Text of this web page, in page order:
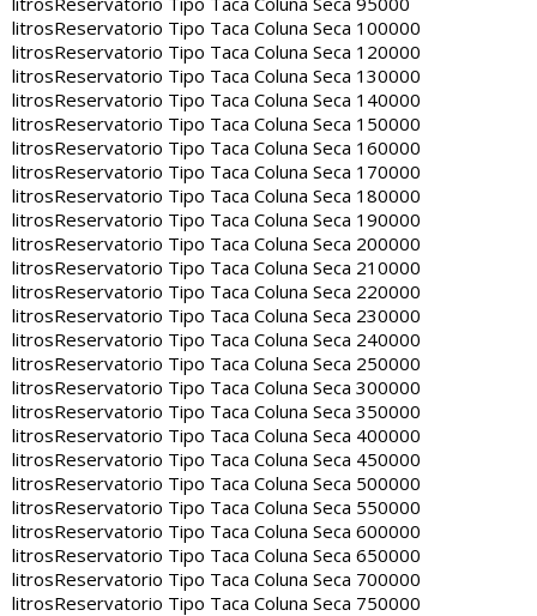
litrosReservatorio Tipo Taca Coluna Seca 100000
litrosReservatorio Tipo Taca Coluna Seca 120000
litrosReservatorio Tipo Taca Coluna Seca 130000
litrosReservatorio Tipo Taca Coluna Seca 140000
litrosReservatorio Tipo Taca Coluna Seca 150000
litrosReservatorio Tipo Taca Coluna Seca 160000
litrosReservatorio Tipo Taca Coluna Seca 170000
litrosReservatorio Tipo Taca Coluna Seca 180000
litrosReservatorio Tipo Taca Coluna Seca 190000
litrosReservatorio Tipo Taca Coluna Seca 200000
litrosReservatorio Tipo Taca Coluna Seca 210000
litrosReservatorio Tipo Taca Coluna Seca 220000
litrosReservatorio Tipo Taca Coluna Seca 230000
litrosReservatorio Tipo Taca Coluna Seca 240000
litrosReservatorio Tipo Taca Coluna Seca 250000
litrosReservatorio Tipo Taca Coluna Seca 300000
litrosReservatorio Tipo Taca Coluna Seca 350000
litrosReservatorio Tipo Taca Coluna Seca 400000
litrosReservatorio Tipo Taca Coluna Seca 450000
litrosReservatorio Tipo Taca Coluna Seca 500000
litrosReservatorio Tipo Taca Coluna Seca 550000
litrosReservatorio Tipo Taca Coluna Seca 600000
litrosReservatorio Tipo Taca Coluna Seca 650000
litrosReservatorio Tipo Taca Coluna Seca 700000
litrosReservatorio Tipo Taca Coluna Seca 750000